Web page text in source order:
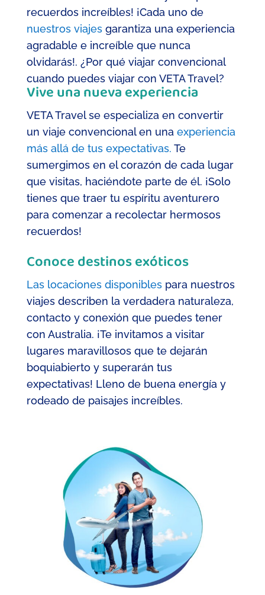
recuerdos increíbles! ¡Cada uno de
nuestros viajesgarantiza una experiencia
agradable e increíble que nunca
olvidarás!. ¿Por qué viajar convencional
cuando puedes viajar con VETA Travel?
Vive una nueva experiencia
VETA Travel se especializa en convertir
un viaje convencional en una experiencia
más allá de tus expectativas. Te
sumergimos en el corazón de cada lugar
que visitas, haciéndote parte de él. ¡Solo
tienes que traer tu espíritu aventurero
para comenzar a recolectar hermosos
recuerdos!
Conoce destinos exóticos
Las locaciones disponiblespara nuestros
viajes describen la verdadera naturaleza,
contacto y conexión que puedes tener
con Australia. ¡Te invitamos a visitar
lugares maravillosos que te dejarán
boquiabierto y superarán tus
expectativas! Lleno de buena energía y
rodeado de paisajes increíbles.